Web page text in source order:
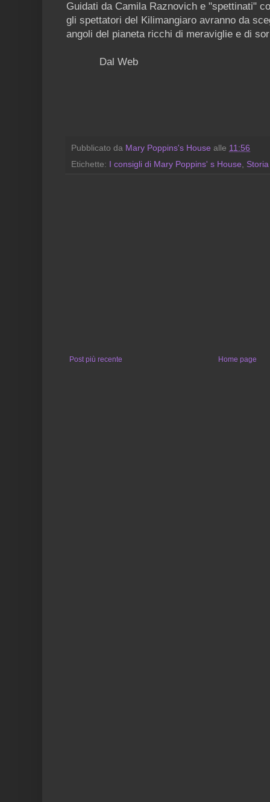
Guidati da Camila Raznovich e "spettinati"
gli spettatori del Kilimangiaro avranno da
angoli del pianeta ricchi di meraviglie e di
Dal Web
Pubblicato da Mary Poppins's House alle 11:56
Etichette:
I consigli di Mary Poppins' s House
Post più recente Home page